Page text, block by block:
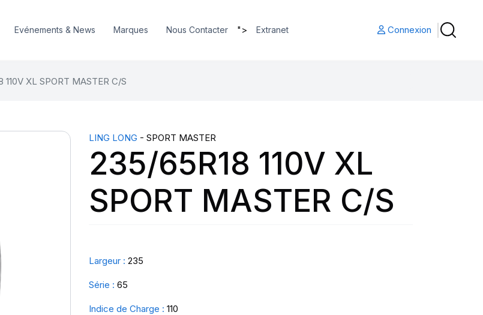
Evénements & News Marques Nous Contacter "> Extranet Connexion
110V XL SPORT MASTER C/S
LING LONG - SPORT MASTER
235/65R18 110V XL
SPORT MASTER C/S
Largeur : 235
Série : 65
Indice de Charge : 110